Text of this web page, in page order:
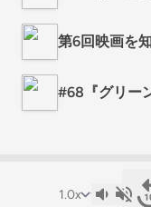
第6回映画を
#68『グリー